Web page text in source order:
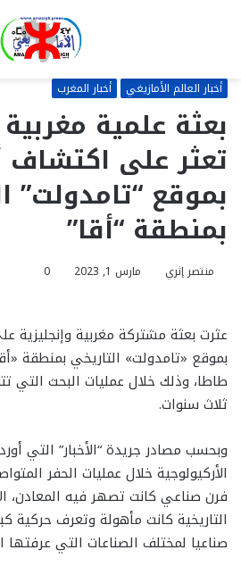
أخبار العالم الأمازيغي أخبار المغرب
بعثة علمية مغربية
تعثر على اكتشاف
بموقع “تامدولت”
بمنطقة “أقا”
منتصر إثري مارس 1, 2023 0
عثرت بعثة مشتركة مغربية
بموقع «تامدولت» التاريخي بمنطقة
طاطا، وذلك خلال عمليات البحث التي
ثلاث سنوات.
وبحسب مصادر جريدة “الأخبار” التي
الأركيولوجية خلال عمليات الحفر
فرن صناعي كانت تصهر فيه المعادن،
التاريخية كانت مأهولة وتعرف حركية
صناعيا لمختلف الصناعات التي عرفتها